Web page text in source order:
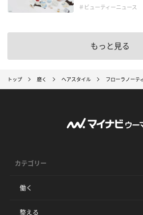
＃ビューティーニュース
もっと見る
トップ 磨く ヘアスタイル フローラノーテ
カテゴリー
働く
整える